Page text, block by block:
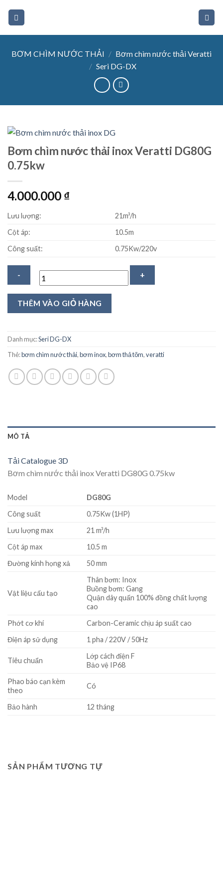
BƠM CHÌM NƯỚC THẢI / Bơm chìm nước thải Veratti
/ Seri DG-DX
Bơm chìm nước thải inox Veratti DG80G
0.75kw
4.000.000 ₫
Lưu lượng:
21m³/h
Cột áp:
10.5m
Công suất:
0.75Kw/220v
Bơm
thải
inox
Veratti
DG80G
0.75kw
THÊM VÀO GIỎ HÀNG
Danh mục:Seri DG-DX
Thẻ:bơm chìm nước thải,bơm inox,bơm thả tõm,veratti
MÔ TẢ
Tải Catalogue 3D
Bơm chìm nước thải inox Veratti DG80G 0.75kw
Model
DG80G
Công suất
0.75Kw (1HP)
Lưu lượng max
21 m³/h
Cột áp max
10.5 m
Đường kính họng xả
50 mm
Vật liệu cấu tạo
Thân bơm: Inox
Buồng bơm: Gang
Quận dây quấn 100% đồng chất lượng
cao
Phớt cơ khí
Carbon-Ceramic chịu áp suất cao
Điện áp sử dụng
1 pha / 220V / 50Hz
Tiêu chuẩn
Lớp cách điện F
Bảo vệ IP68
Phao báo cạn kèm
theo
Có
Bảo hành 12 tháng
SẢN PHẨM TƯƠNG TỰ